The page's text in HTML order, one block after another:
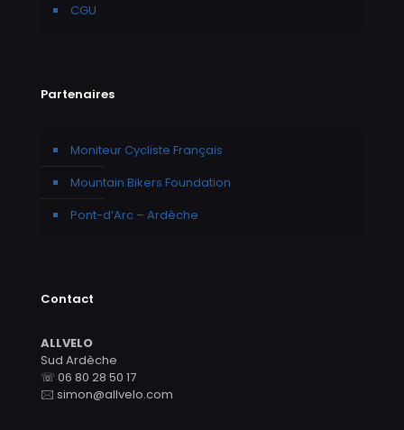
CGU
Partenaires
Moniteur Cycliste Français
Mountain Bikers Foundation
Pont-d’Arc – Ardèche
Contact
ALLVELO
Sud Ardèche
☏ 06 80 28 50 17
🖂 simon@allvelo.com